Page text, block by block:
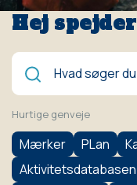
Hej
Søg
Hurtige genveje
Mærker PLan
Aktivitetsdatabasen